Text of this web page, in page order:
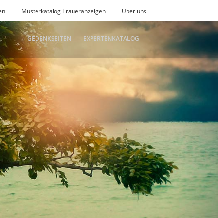
Musterkatalog Traueranzeigen Über uns
GEDENKSEITEN EXPERTENKATALOG